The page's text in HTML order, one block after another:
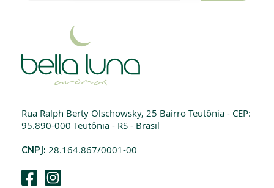
v
a
e
n
a
n
o
s
s
Rua Ralph Berty Olschowsky, 25 Bairro Teutônia - CEP:
95.890-000 Teutônia - RS - Brasil
CNPJ: 28.164.867/0001-00